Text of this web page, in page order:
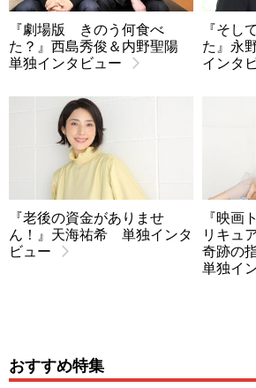
『劇場版 きのう何食べ
た？』西島秀俊＆内野聖陽
単独インタビュー
『そし
た』永
インタ
『老後の資金がありませ
ん！』天海祐希 単独インタ
ビュー
『映画
リキュ
奇跡の
単独イ
おすすめ特集